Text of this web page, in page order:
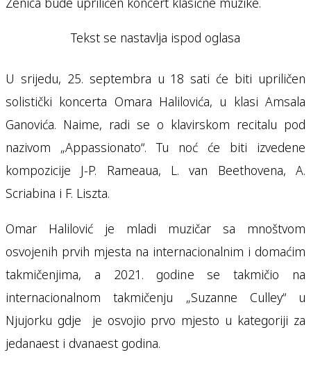
Tekst se nastavlja ispod oglasa
U srijedu, 25. septembra u 18 sati će biti upriličen
solistički koncerta Omara Halilovića, u klasi Amsala
Ganovića. Naime, radi se o klavirskom recitalu pod
nazivom „Appassionato“. Tu noć će biti izvedene
kompozicije J-P. Rameaua, L. van Beethovena, A.
Scriabina i F. Liszta.
Omar Halilović je mladi muzičar sa mnoštvom
osvojenih prvih mjesta na internacionalnim i domaćim
takmičenjima, a 2021. godine se takmičio na
internacionalnom takmičenju „Suzanne Culley“ u
Njujorku gdje je osvojio prvo mjesto u kategoriji za
jedanaest i dvanaest godina.